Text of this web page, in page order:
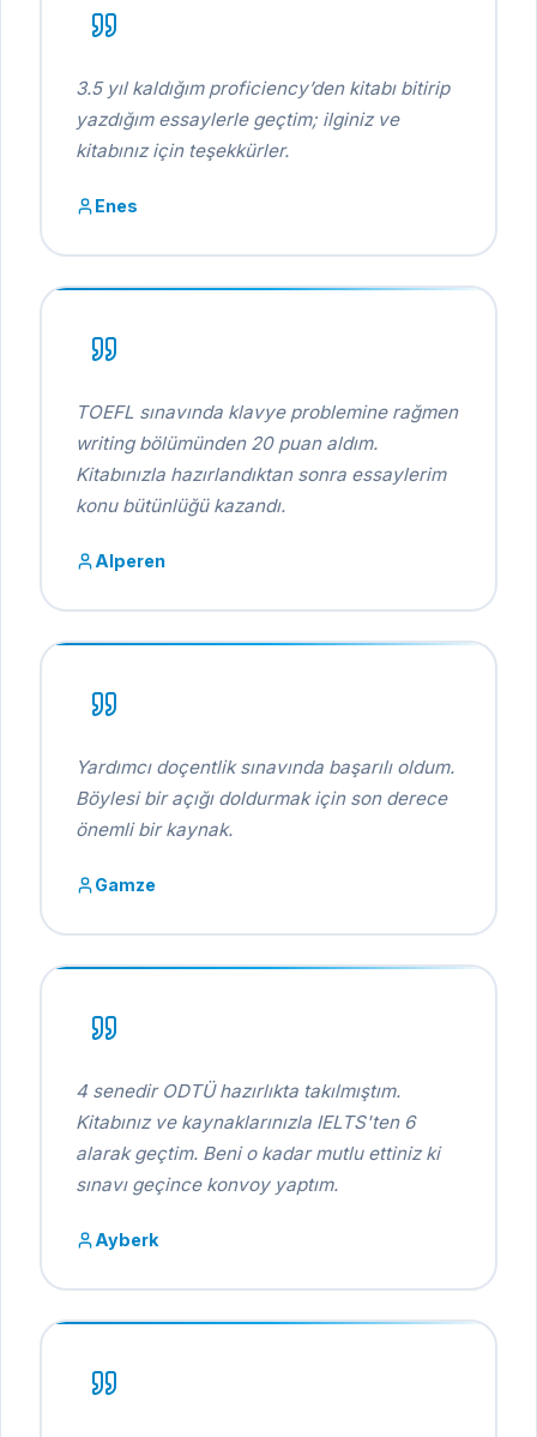
3.5 yıl kaldığım proficiency’den kitabı bitirip
yazdığım essaylerle geçtim; ilginiz ve
kitabınız için teşekkürler.
Enes
TOEFL sınavında klavye problemine rağmen
writing bölümünden 20 puan aldım.
Kitabınızla hazırlandıktan sonra essaylerim
konu bütünlüğü kazandı.
Alperen
Yardımcı doçentlik sınavında başarılı oldum.
Böylesi bir açığı doldurmak için son derece
önemli bir kaynak.
Gamze
4 senedir ODTÜ hazırlıkta takılmıştım.
Kitabınız ve kaynaklarınızla IELTS'ten 6
alarak geçtim. Beni o kadar mutlu ettiniz ki
sınavı geçince konvoy yaptım.
Ayberk